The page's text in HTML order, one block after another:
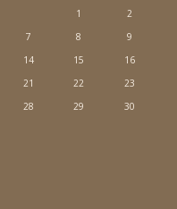
1
2
7 8
9
14 15
16
21 22
23
28 29
30